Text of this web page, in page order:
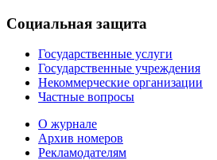
Социальная защита
Государственные услуги
Государственные учреждения
Некоммерческие организации
Частные вопросы
О журнале
Архив номеров
Рекламодателям